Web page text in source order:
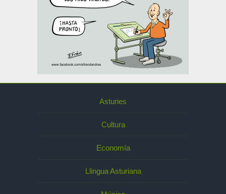
Asturies
Cultura
Economía
Llingua Asturiana